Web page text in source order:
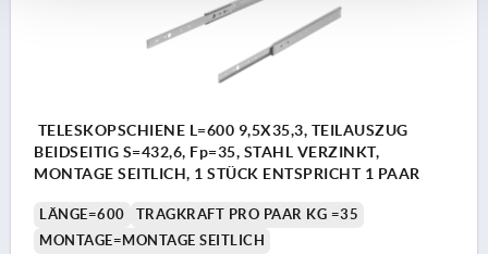
TELESKOPSCHIENE L=600 9,5X35,3, TEILAUSZUG
BEIDSEITIG S=432,6, Fp=35, STAHL VERZINKT,
MONTAGE SEITLICH, 1 STÜCK ENTSPRICHT 1 PAAR
LÄNGE=600
TRAGKRAFT PRO PAAR KG =35
MONTAGE=MONTAGE SEITLICH